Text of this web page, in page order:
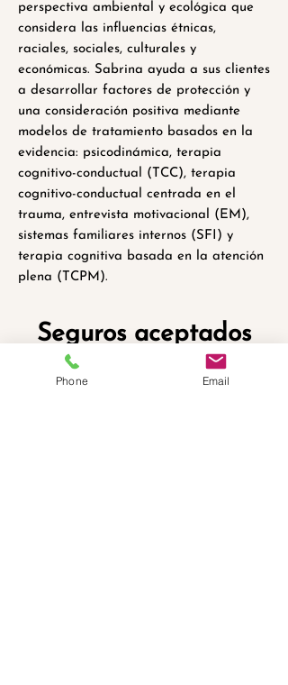
perspectiva ambiental y ecológica que
considera las influencias étnicas,
raciales, sociales, culturales y
económicas. Sabrina ayuda a sus clientes
a desarrollar factores de protección y
una consideración positiva mediante
modelos de tratamiento basados en la
evidencia: psicodinámica, terapia
cognitivo-conductual (TCC), terapia
cognitivo-conductual centrada en el
trauma, entrevista motivacional (EM),
sistemas familiares internos (SFI) y
terapia cognitiva basada en la atención
plena (TCPM).
Seguros aceptados
Phone Email